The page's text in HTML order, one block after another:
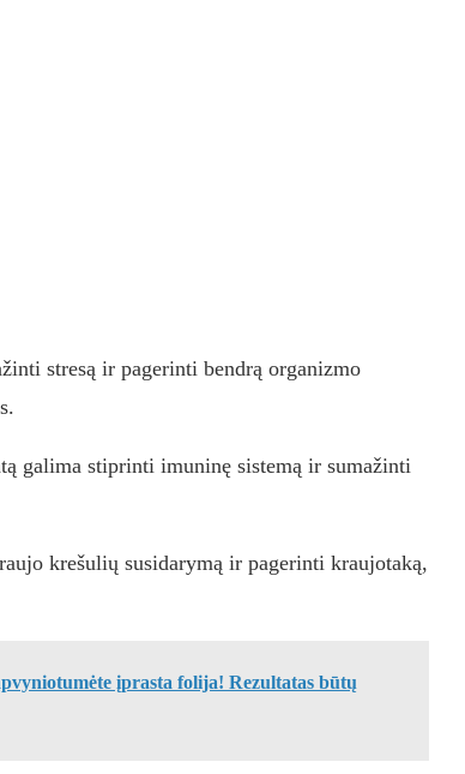
stresą ir pagerinti bendrą organizmo
galima stiprinti imuninę sistemą ir sumažinti
krešulių susidarymą ir pagerinti kraujotaką,
įprasta folija! Rezultatas būtų